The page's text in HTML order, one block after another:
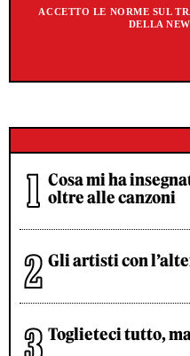
ACCETTO LE NORME SUL
DELLA
Cosa mi ha
oltre alle canzoni
Gli artisti con
Toglieteci tutto,